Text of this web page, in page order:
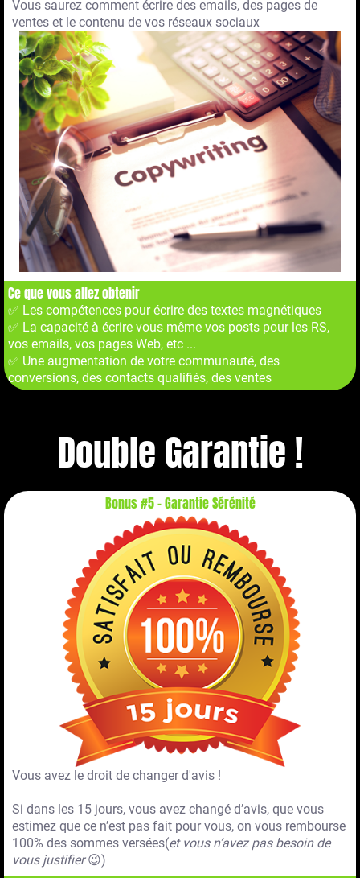
Vous saurez comment écrire des emails, des pages de
ventes et le contenu de vos réseaux sociaux
Ce que vous allez obtenir
✅ Les compétences pour écrire des textes magnétiques
✅ La capacité à écrire vous même vos posts pour les RS,
vos emails, vos pages Web, etc ...
✅ Une augmentation de votre communauté, des
conversions, des contacts qualifiés, des ventes
Double Garantie !
Bonus #5 - Garantie Sérénité
Vous avez le droit de changer d'avis !
Si dans les 15 jours, vous avez changé d’avis, que vous
estimez que ce n’est pas fait pour vous, on vous rembourse
100% des sommes versées(et vous n’avez pas besoin de
vous justifier😉)